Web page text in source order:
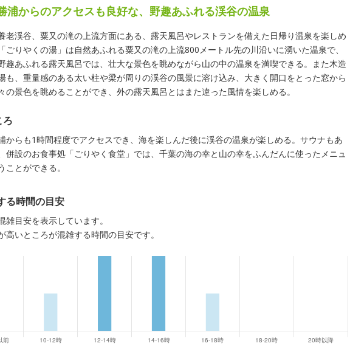
浦からのアクセスも良好な、野趣あふれる渓谷の温泉
老渓谷、粟又の滝の上流方面にある、露天風呂やレストランを備えた日帰り温泉を楽しめ
ごりやくの湯」は自然あふれる粟又の滝の上流800メートル先の川沿いに湧いた温泉で、
趣あふれる露天風呂では、壮大な景色を眺めながら山の中の温泉を満喫できる。また木造
も、重量感のある太い柱や梁が周りの渓谷の風景に溶け込み、大きく開口をとった窓から
の景色を眺めることができ、外の露天風呂とはまた違った風情を楽しめる。
ろ
からも1時間程度でアクセスでき、海を楽しんだ後に渓谷の温泉が楽しめる。サウナもあ
併設のお食事処「ごりやく食堂」では、千葉の海の幸と山の幸をふんだんに使ったメニュ
ことができる。
る時間の目安
雑目安を表示しています。
高いところが混雑する時間の目安です。